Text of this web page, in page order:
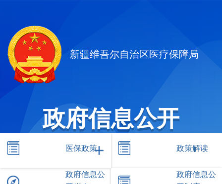
新疆维吾尔自治区医疗保障局
政府信息公开
医保政策 政策解读
政府信息公
政府信息公